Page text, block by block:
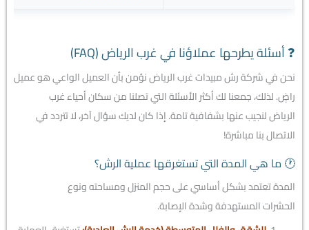
❓ أسئلة يطرحها عملاؤنا في غرب الرياض (FAQ)
نحن في شركة رش مبيدات غرب الرياض نؤمن بأن العميل الواعي هو عميل
راضٍ. لذلك، جمعنا لك أكثر الأسئلة التي تصلنا من سكان أحياء غرب
الرياض لنجيب عنها بشفافية تامة. إذا كان لديك سؤال آخر، لا تتردد في
الاتصال بنا مباشرة!
🕐 ما هي المدة التي تستغرقها عملية الرش؟
المدة تعتمد بشكل أساسي على حجم المنزل ومساحته ونوع
الحشرات المستهدفة وشدة الإصابة.